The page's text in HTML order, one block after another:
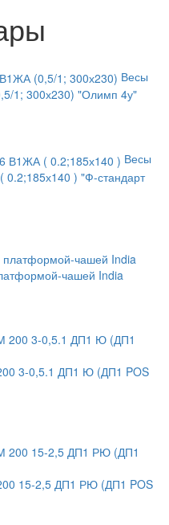
Весы
1; 300х230) "Олимп 4у"
Весы
) "Ф-стандарт
чашей India
3-0,5.1 ДП1 Ю (ДП1 POS
15-2,5 ДП1 РЮ (ДП1 POS